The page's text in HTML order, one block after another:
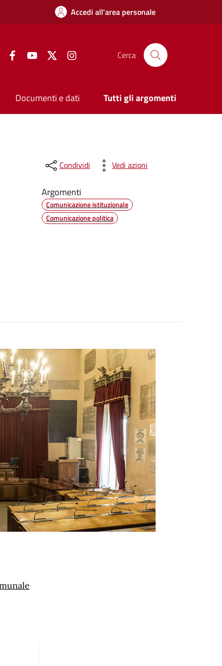
Accedi all'area personale
FacebookYouTube Twitter Cerca
Documenti e dati Tutti gli argomenti
Condividi Vedi azioni
Argomenti
Comunicazione istituzionale
Comunicazione politica